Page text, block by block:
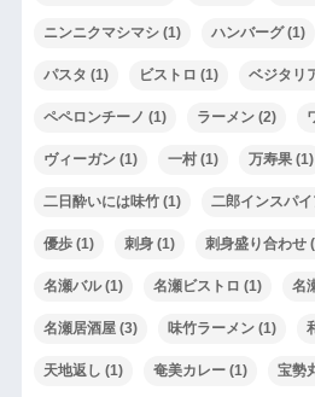
ニンニクマシマシ(1) ハンバーグ(1)
パスタ (1) ビストロ (1) ベジタリ
ペペロンチーノ (1) ラーメン(2)
ヴィーガン(1) 一村(1) 万寿果(1)
二日酔いには味竹(1) 二郎インスパ
優歩(1) 刺身(1) 刺身盛り合わせ
名瀬バル(1) 名瀬ビストロ (1) 名
名瀬居酒屋(3) 味竹ラーメン(1)
天地返し (1) 奄美カレー(1) 宝勢